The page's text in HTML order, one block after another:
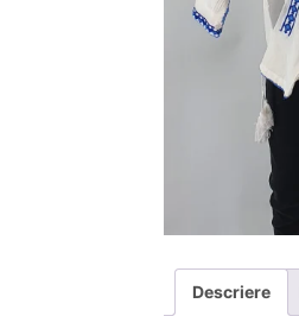
Descriere